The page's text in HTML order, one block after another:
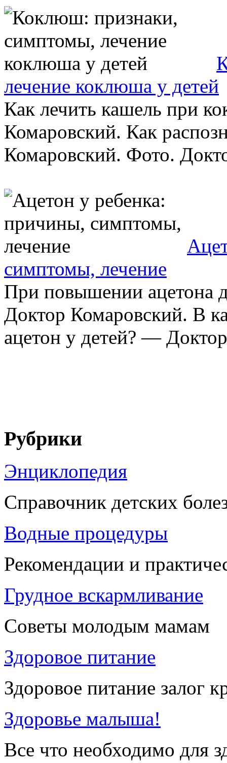
лечение коклюша у детей
Как лечить кашель при
Комаровский. Как
Комаровский. Фото.
симптомы, лечение
При повышении ацетона
Доктор Комаровский. В
ацетон у детей? —
Рубрики
Энциклопедия
Справочник детских
Водные процедуры
Рекомендации и
Грудное вскармливание
Советы молодым мамам
Здоровое питание
Здоровое питание залог
Здоровье малыша!
Все что необходимо для